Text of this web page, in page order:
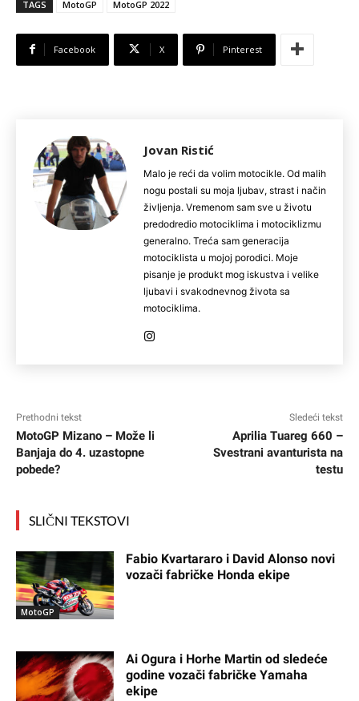
TAGS MotoGP MotoGP 2022
Facebook X Pinterest
Jovan Ristić
Malo je reći da volim motocikle. Od malih
nogu postali su moja ljubav, strast i način
življenja. Vremenom sam sve u životu
predodredio motociklima i motociklizmu
generalno. Treća sam generacija
motociklista u mojoj porodici. Moje
pisanje je produkt mog iskustva i velike
ljubavi i svakodnevnog života sa
motociklima.
Prethodni tekst
MotoGP Mizano – Može li
Banjaja do 4. uzastopne
pobede?
Sledeći tekst
Aprilia Tuareg 660 –
Svestrani avanturista na
testu
SLIČNI TEKSTOVI
MotoGP
Fabio Kvartararo i David Alonso novi
vozači fabričke Honda ekipe
Ai Ogura i Horhe Martin od sledeće
godine vozači fabričke Yamaha
ekipe